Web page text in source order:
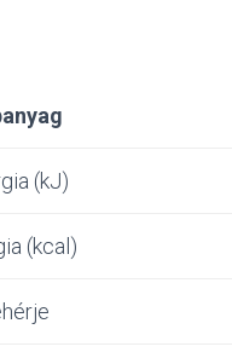
(kJ)
(kcal)